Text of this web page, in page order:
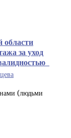
области
за уход
(людьми